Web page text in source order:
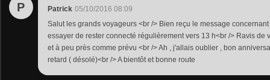
P Patrick 05/10/2016 08:09
Salut les grands voyageurs <br /> Bien reçu le message
essayer de rester connecté régulièrement vers 13 h<br /> Ravis de
et à peu près comme prévu <br /> Ah , j'allais oublier , bon
retard ( désolé)<br /> A bientôt et bonne route